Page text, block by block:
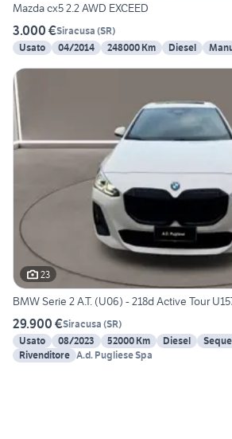
Mazda cx5 2.2 AWD EXCEED
3.000 €Siracusa (SR)
Usato
04/2014 248000 Km Diesel
23
BMW Serie 2 A.T. (U06) - 218d Active Tour
29.900 €Siracusa (SR)
Usato
08/2023 52000 Km Diesel
Rivenditore A.d. Pugliese Spa